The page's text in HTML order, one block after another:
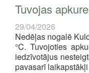
Tuvojas
29/04/2026
Nedēļas nogalē
°C. Tuvojoties
iedzīvotājus
pavasarī